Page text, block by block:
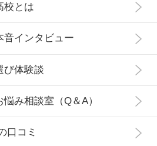
校とは
音インタビュー
び体験談
み相談室（Q＆A）
口コミ